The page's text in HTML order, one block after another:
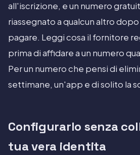
all'iscrizione, e un numero
riassegnato a qualcun altro
pagare. Leggi cosa il fornitore
prima di affidare a un numero
Per un numero che pensi di
settimane, un'app e di solito la
Configurarlo senza
tua vera identita